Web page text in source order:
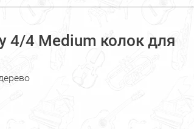
4/4 Medium колок для